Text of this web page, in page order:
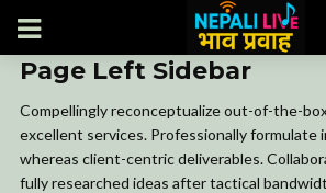
Page Left Sidebar
Compellingly reconceptualize out-of-the-
excellent services. Professionally formulate
whereas client-centric deliverables.
fully researched ideas after tactical